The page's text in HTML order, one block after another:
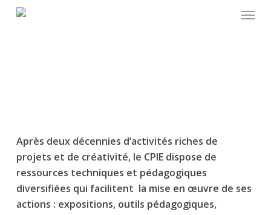
Après deux décennies d’activités riches de
projets et de créativité, le CPIE dispose de
ressources techniques et pédagogiques
diversifiées qui facilitent la mise en œuvre de ses
actions : expositions, outils pédagogiques,